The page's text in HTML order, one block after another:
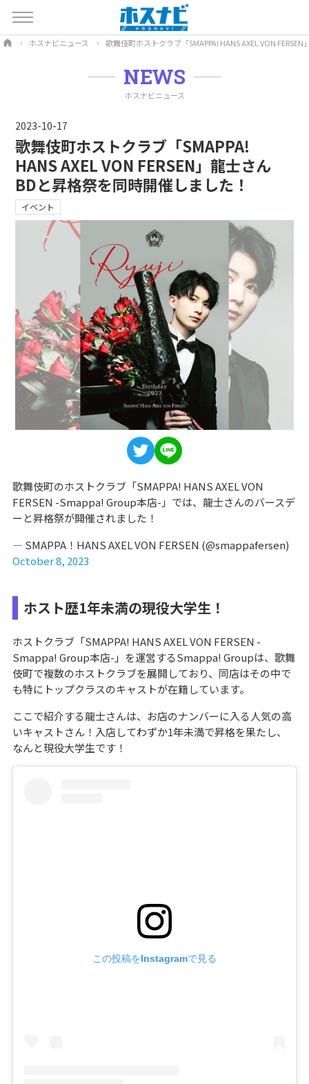
ホスナビニュース 歌舞伎町ホストクラブ「SMAPPA! HANS AXEL VON
NEWS
ホスナビニュース
2023-10-17
歌舞伎町ホストクラブ「SMAPPA!
HANS AXEL VON FERSEN」龍士さん
BDと昇格祭を同時開催しました！
イベント
歌舞伎町のホストクラブ「SMAPPA! HANS AXEL VON
FERSEN -Smappa! Group本店-」では、龍士さんのバースデ
ーと昇格祭が開催されました！
— SMAPPA！HANS AXEL VON FERSEN (@smappafersen)
October 8, 2023
ホスト歴1年未満の現役大学生！
ホストクラブ「SMAPPA! HANS AXEL VON FERSEN -
Smappa! Group本店-」を運営するSmappa! Groupは、歌舞
伎町で複数のホストクラブを展開しており、同店はその中で
も特にトップクラスのキャストが在籍しています。
ここで紹介する龍士さんは、お店のナンバーに入る人気の高
いキャストさん！入店してわずか1年未満で昇格を果たし、
なんと現役大学生です！
この投稿をInstagramで見る